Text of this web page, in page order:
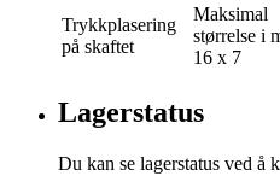
Trykkplasering
på skaftet
Maksimal
størrelse i
16 x 7
Lagerstatus
Du kan se lagerstatus ved å